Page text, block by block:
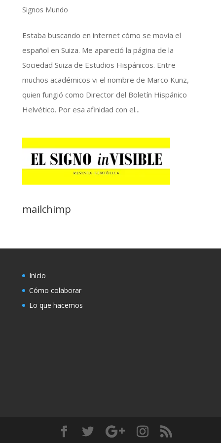
Signos Mundo
Estaba buscando en internet cómo se movía el
español en Suiza. Me apareció la página de la
Sociedad Suiza de Estudios Hispánicos. Entre
muchos académicos vi el nombre de Marco Kunz,
quien fungió como Director del Boletín Hispánico
Helvético. Por esa afinidad con el...
mailchimp
Inicio
Cómo colaborar
Lo que hacemos